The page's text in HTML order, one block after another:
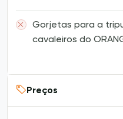
Gorjetas para a
cavaleiros do
Preços